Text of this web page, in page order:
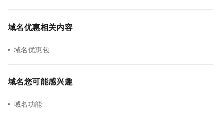
域名优惠相关内容
域名优惠包
域名您可能感兴趣
域名功能